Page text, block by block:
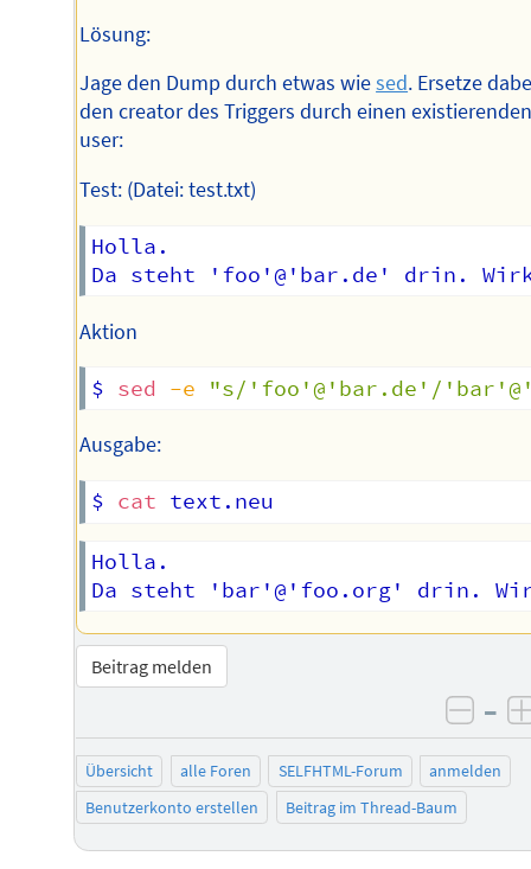
Lösung:
Jage den Dump durch etwas wiesed. Ersetze
den creator des Triggers durch einen
user:
Test: (Datei: test.txt)
Holla.
Aktion
$ sed -e "s/'foo'@'bar.de'/
Ausgabe:
$ cat
Holla.
Beitrag melden
–
Übersicht alle Foren SELFHTML-Forum
anmelden
Benutzerkonto erstellen
Beitrag im Thread-Baum